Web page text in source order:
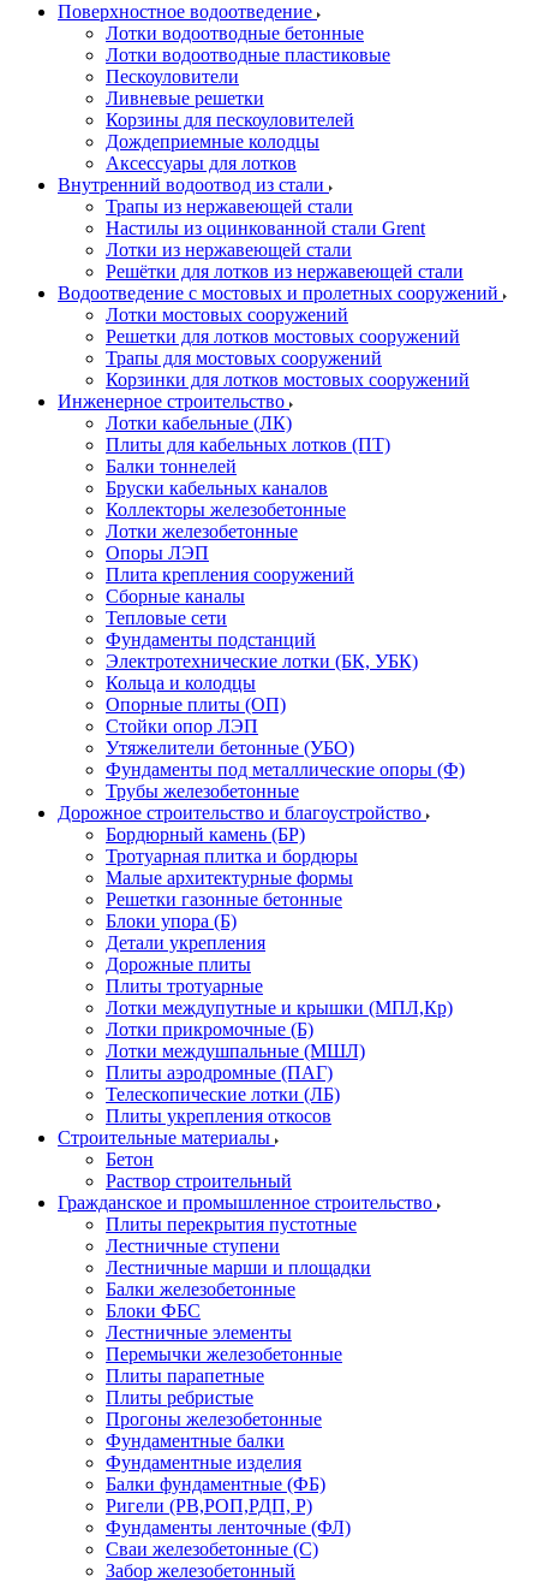
Поверхностное водоотведение
Лотки водоотводные бетонные
Лотки водоотводные пластиковые
Пескоуловители
Ливневые решетки
Корзины для пескоуловителей
Дождеприемные колодцы
Аксессуары для лотков
Внутренний водоотвод из стали
Трапы из нержавеющей стали
Настилы из оцинкованной стали Grent
Лотки из нержавеющей стали
Решётки для лотков из нержавеющей стали
Водоотведение с мостовых и пролетных сооружений
Лотки мостовых сооружений
Решетки для лотков мостовых сооружений
Трапы для мостовых сооружений
Корзинки для лотков мостовых сооружений
Инженерное строительство
Лотки кабельные (ЛК)
Плиты для кабельных лотков (ПТ)
Балки тоннелей
Бруски кабельных каналов
Коллекторы железобетонные
Лотки железобетонные
Опоры ЛЭП
Плита крепления сооружений
Сборные каналы
Тепловые сети
Фундаменты подстанций
Электротехнические лотки (БК, УБК)
Кольца и колодцы
Опорные плиты (ОП)
Стойки опор ЛЭП
Утяжелители бетонные (УБО)
Фундаменты под металлические опоры (Ф)
Трубы железобетонные
Дорожное строительство и благоустройство
Бордюрный камень (БР)
Тротуарная плитка и бордюры
Малые архитектурные формы
Решетки газонные бетонные
Блоки упора (Б)
Детали укрепления
Дорожные плиты
Плиты тротуарные
Лотки междупутные и крышки (МПЛ,Кр)
Лотки прикромочные (Б)
Лотки междушпальные (МШЛ)
Плиты аэродромные (ПАГ)
Телескопические лотки (ЛБ)
Плиты укрепления откосов
Строительные материалы
Бетон
Раствор строительный
Гражданское и промышленное строительство
Плиты перекрытия пустотные
Лестничные ступени
Лестничные марши и площадки
Балки железобетонные
Блоки ФБС
Лестничные элементы
Перемычки железобетонные
Плиты парапетные
Плиты ребристые
Прогоны железобетонные
Фундаментные балки
Фундаментные изделия
Балки фундаментные (ФБ)
Ригели (РВ,РОП,РДП, Р)
Фундаменты ленточные (ФЛ)
Сваи железобетонные (С)
Забор железобетонный